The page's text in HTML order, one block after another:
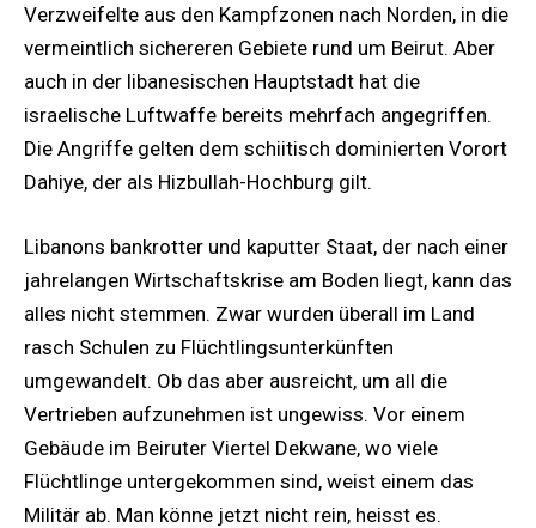
Verzweifelte aus den Kampfzonen nach Norden, in die
vermeintlich sichereren Gebiete rund um Beirut. Aber
auch in der libanesischen Hauptstadt hat die
israelische Luftwaffe bereits mehrfach angegriffen.
Die Angriffe gelten dem schiitisch dominierten Vorort
Dahiye, der als Hizbullah-Hochburg gilt.
Libanons bankrotter und kaputter Staat, der nach einer
jahrelangen Wirtschaftskrise am Boden liegt, kann das
alles nicht stemmen. Zwar wurden überall im Land
rasch Schulen zu Flüchtlingsunterkünften
umgewandelt. Ob das aber ausreicht, um all die
Vertrieben aufzunehmen ist ungewiss. Vor einem
Gebäude im Beiruter Viertel Dekwane, wo viele
Flüchtlinge untergekommen sind, weist einem das
Militär ab. Man könne jetzt nicht rein, heisst es.